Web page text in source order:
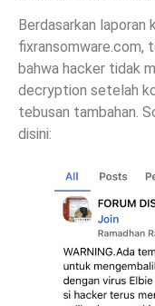
Berdasarkan laporan
fixransomware.com,
bahwa hacker tidak
decryption setelah
tebusan tambahan.
disini: